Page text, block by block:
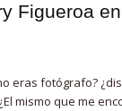
Figueroa
no eras fotógrafo?
mismo que me